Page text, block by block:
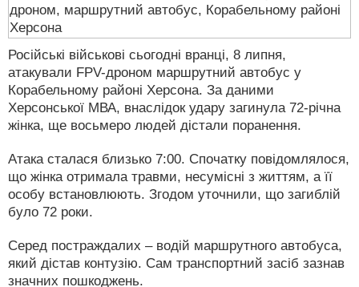
Російські військові сьогодні вранці, 8 липня,
атакували FPV-дроном маршрутний автобус у
Корабельному районі Херсона. За даними
Херсонської МВА, внаслідок удару загинула 72-річна
жінка, ще восьмеро людей дістали поранення.
Атака сталася близько 7:00. Спочатку повідомлялося,
що жінка отримала травми, несумісні з життям, а її
особу встановлюють. Згодом уточнили, що загиблій
було 72 роки.
Серед постраждалих – водій маршрутного автобуса,
який дістав контузію. Сам транспортний засіб зазнав
значних пошкоджень.